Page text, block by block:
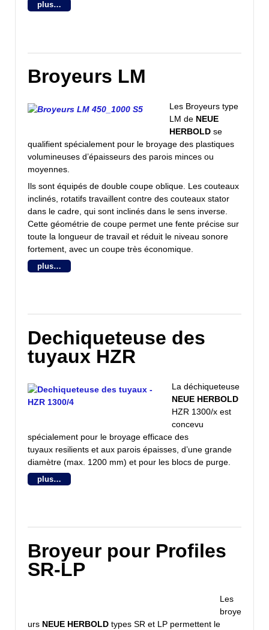
plus…
Broyeurs LM
Les Broyeurs type
LM de NEUE
HERBOLD se
qualifient spécialement pour le broyage des plastiques
volumineuses d’épaisseurs des parois minces ou
moyennes.
Ils sont équipés de double coupe oblique. Les couteaux
inclinés, rotatifs travaillent contre des couteaux stator
dans le cadre, qui sont inclinés dans le sens inverse.
Cette géométrie de coupe permet une fente précise sur
toute la longueur de travail et réduit le niveau sonore
fortement, avec un coupe très économique.
plus…
Dechiqueteuse des
tuyaux HZR
La déchiqueteuse
NEUE HERBOLD
HZR 1300/x est
concevu
spécialement pour le broyage efficace des
tuyaux resilients et aux parois épaisses, d’une grande
diamètre (max. 1200 mm) et pour les blocs de purge.
plus…
Broyeur pour Profiles
SR-LP
Les
broye
urs NEUE HERBOLD types SR et LP permettent le